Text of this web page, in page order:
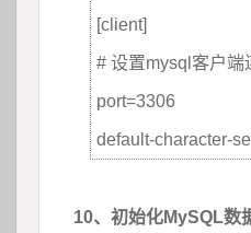
[client]
# 设置mysql客户端
port=3306
default-character-
10、初始化MySQL数